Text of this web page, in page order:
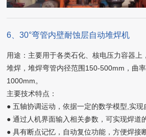
6、30°弯管内壁耐蚀层自动堆焊机
用途：主要用于各类石化、核电压力容器上
堆焊，堆焊弯管内径范围150-500mm，曲
1000mm。
主要技术特点：
● 五轴协调运动，依据一定的数学模型,实现
● 通过人机界面输入相关参数，可实现焊道
● 具有断点记忆，自动复位功能，方便焊接